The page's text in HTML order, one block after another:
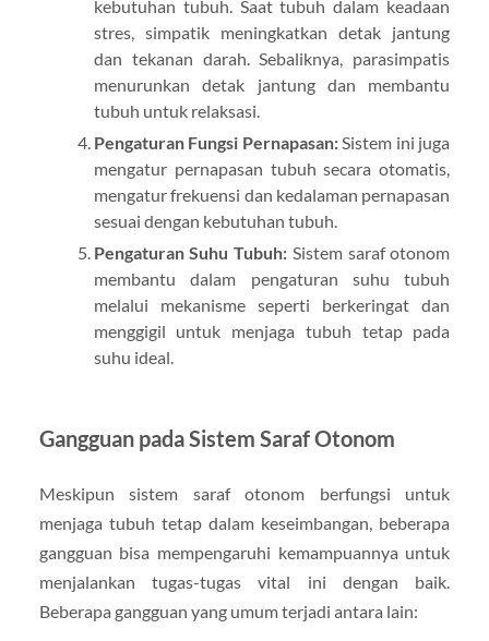
kebutuhan tubuh. Saat tubuh dalam keadaan
stres, simpatik meningkatkan detak jantung
dan tekanan darah. Sebaliknya, parasimpatis
menurunkan detak jantung dan membantu
tubuh untuk relaksasi.
Pengaturan Fungsi Pernapasan:Sistem ini juga
mengatur pernapasan tubuh secara otomatis,
mengatur frekuensi dan kedalaman pernapasan
sesuai dengan kebutuhan tubuh.
Pengaturan Suhu Tubuh: Sistem saraf otonom
membantu dalam pengaturan suhu tubuh
melalui mekanisme seperti berkeringat dan
menggigil untuk menjaga tubuh tetap pada
suhu ideal.
Gangguan pada Sistem Saraf Otonom
Meskipun sistem saraf otonom berfungsi untuk
menjaga tubuh tetap dalam keseimbangan, beberapa
gangguan bisa mempengaruhi kemampuannya untuk
menjalankan tugas-tugas vital ini dengan baik.
Beberapa gangguan yang umum terjadi antara lain: